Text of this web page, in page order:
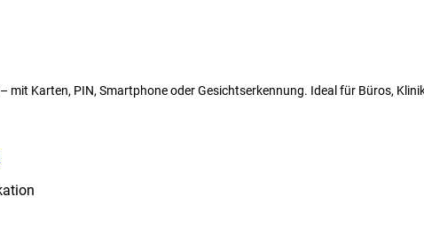
mit Karten, PIN, Smartphone oder Gesichtserkennung. Ideal für Büros,